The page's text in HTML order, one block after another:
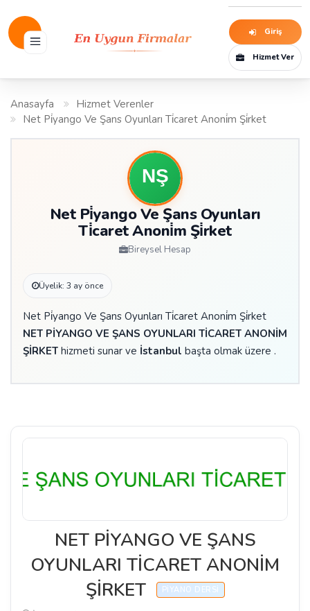
Giriş
Hizmet Ver
Anasayfa
Hizmet Verenler
Net Pi̇yango Ve Şans Oyunları Ti̇caret Anoni̇m Şi̇rket
Net Pi̇yango Ve Şans Oyunları
Ti̇caret Anoni̇m Şi̇rket
Bireysel Hesap
Üyelik: 3 ay önce
Net Pi̇yango Ve Şans Oyunları Ti̇caret Anoni̇m Şi̇rket
NET PİYANGO VE ŞANS OYUNLARI TİCARET ANONİM
ŞİRKET hizmeti sunar ve İstanbul başta olmak üzere .
NET PİYANGO VE ŞANS
OYUNLARI TİCARET ANONİM
ŞİRKET
PIYANO DERSI